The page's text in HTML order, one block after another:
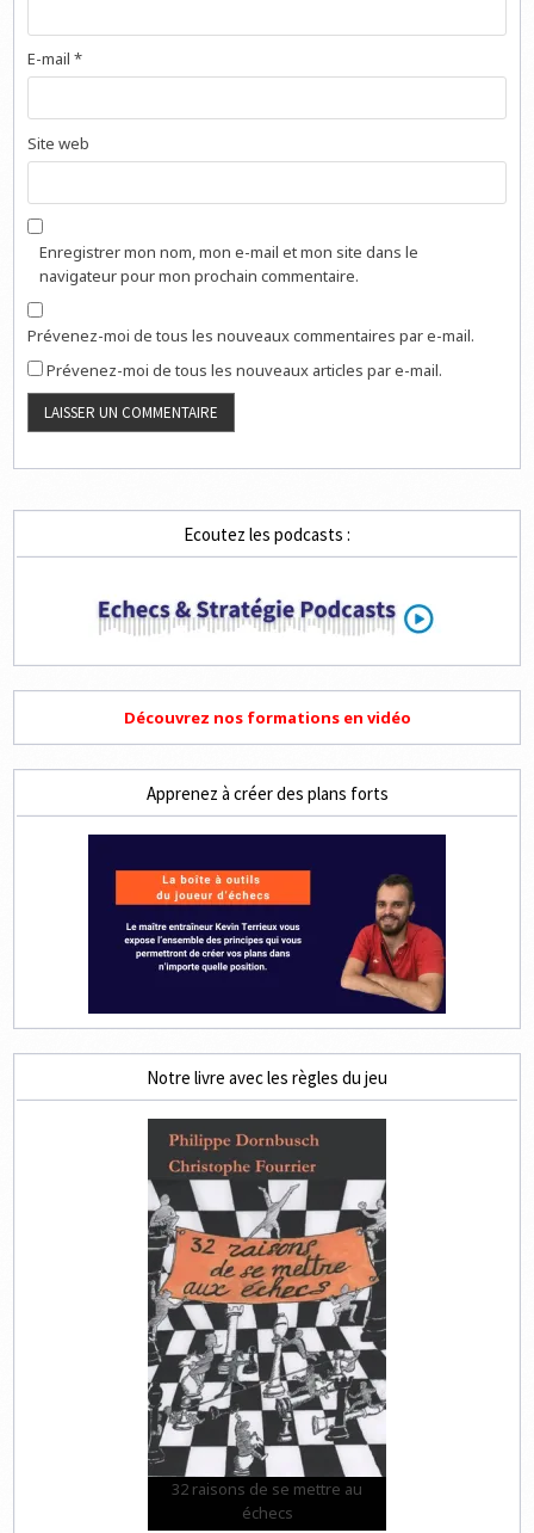
E-mail*
Site web
Enregistrer mon nom, mon e-mail et mon site dans le
navigateur pour mon prochain commentaire.
Prévenez-moi de tous les nouveaux commentaires par e-mail.
Prévenez-moi de tous les nouveaux articles par e-mail.
Ecoutez les podcasts :
Découvrez nos formations en vidéo
Apprenez à créer des plans forts
Notre livre avec les règles du jeu
32 raisons de se mettre au
échecs